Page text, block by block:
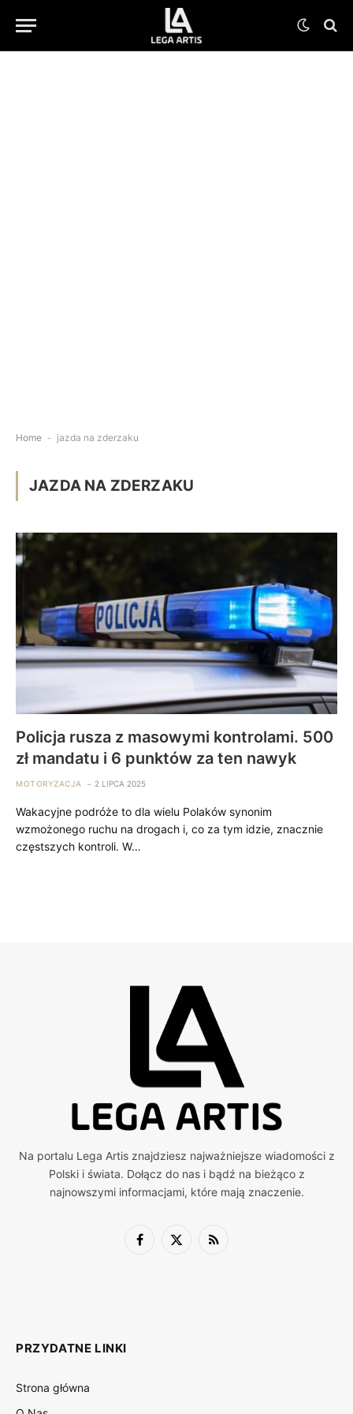
Home - jazda na zderzaku
JAZDA NA ZDERZAKU
Policja rusza z masowymi kontrolami. 500
zł mandatu i 6 punktów za ten nawyk
MOTORYZACJA 2 LIPCA 2025
Wakacyjne podróże to dla wielu Polaków synonim
wzmożonego ruchu na drogach i, co za tym idzie, znacznie
częstszych kontroli. W…
Na portalu Lega Artis znajdziesz najważniejsze wiadomości z
Polski i świata. Dołącz do nas i bądź na bieżąco z
najnowszymi informacjami, które mają znaczenie.
Facebook
X
RSS
PRZYDATNE LINKI
Strona główna